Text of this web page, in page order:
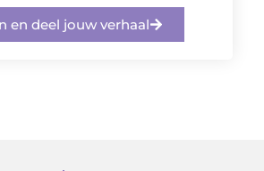
en deel jouw verhaal